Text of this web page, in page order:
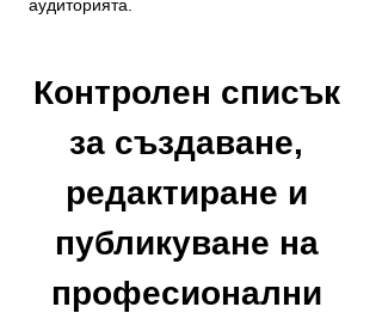
аудиторията.
Контролен списък
за създаване,
редактиране и
публикуване на
професионални